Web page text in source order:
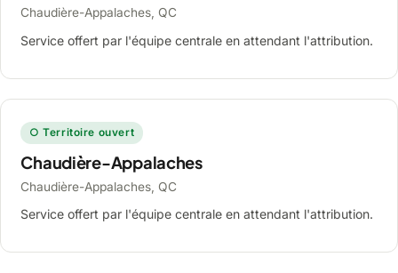
Chaudière-Appalaches, QC
Service offert par l'équipe centrale en attendant l'attribution.
○ Territoire ouvert
Chaudière-Appalaches
Chaudière-Appalaches, QC
Service offert par l'équipe centrale en attendant l'attribution.